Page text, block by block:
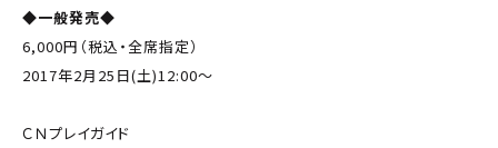
◆一般発売◆
6,000円（税込・全席指定）
2017年2月25日(土)12:00～
ＣＮプレイガイド